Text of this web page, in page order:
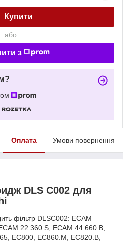
Купити
або
з
Оплата Умови повернення
DLS C002 для
фільтр DLSC002: ECAM
22.360.S, ECAM 44.660.B,
EC800, EC860.M, EC820.B,